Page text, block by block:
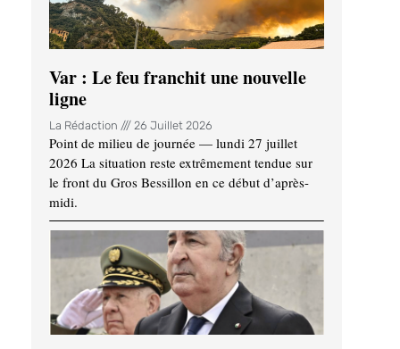
Var : Le feu franchit une nouvelle
ligne
La Rédaction 26 Juillet 2026
Point de milieu de journée — lundi 27 juillet
2026 La situation reste extrêmement tendue sur
le front du Gros Bessillon en ce début d’après-
midi.